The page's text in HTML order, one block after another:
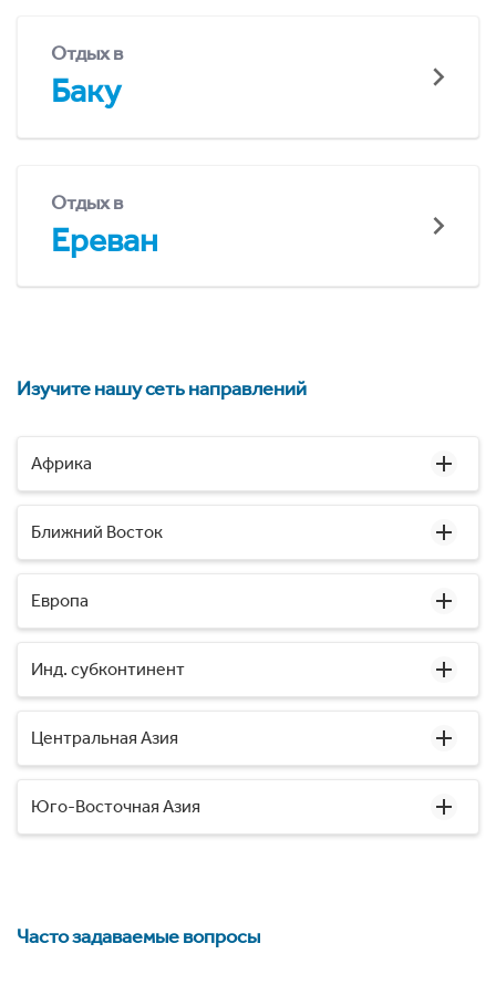
Отдых в
Баку
Отдых в
Ереван
Изучите нашу сеть направлений
Африка
Ближний Восток
Европа
Инд. субконтинент
Центральная Азия
Юго-Восточная Азия
Часто задаваемые вопросы